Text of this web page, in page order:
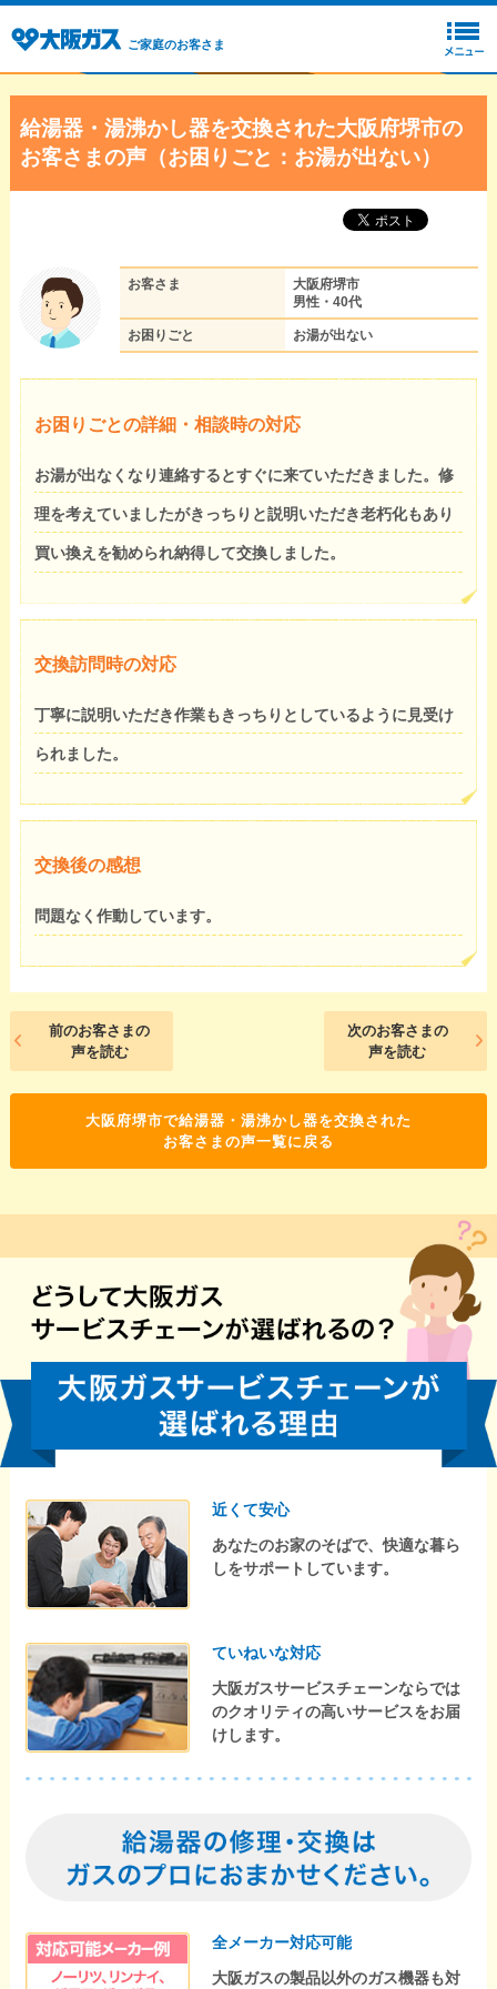
ご家庭のお客さま
給湯器・湯沸かし器を交換された大阪府堺市の
お客さまの声（お困りごと：お湯が出ない）
お客さま
大阪府堺市
男性・40代
お困りごと お湯が出ない
お困りごとの詳細・相談時の対応
お湯が出なくなり連絡するとすぐに来ていただきました。修
理を考えていましたがきっちりと説明いただき老朽化もあり
買い換えを勧められ納得して交換しました。
交換訪問時の対応
丁寧に説明いただき作業もきっちりとしているように見受け
られました。
交換後の感想
問題なく作動しています。
前のお客さまの
声を読む
次のお客さまの
声を読む
大阪府堺市で給湯器・湯沸かし器を交換された
お客さまの声一覧に戻る
近くて安心
あなたのお家のそばで、快適な暮ら
しをサポートしています。
ていねいな対応
大阪ガスサービスチェーンならでは
のクオリティの高いサービスをお届
けします。
全メーカー対応可能
大阪ガスの製品以外のガス機器も対